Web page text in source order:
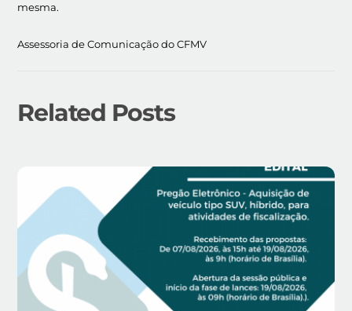
mesma.
Assessoria de Comunicação do CFMV
Related Posts